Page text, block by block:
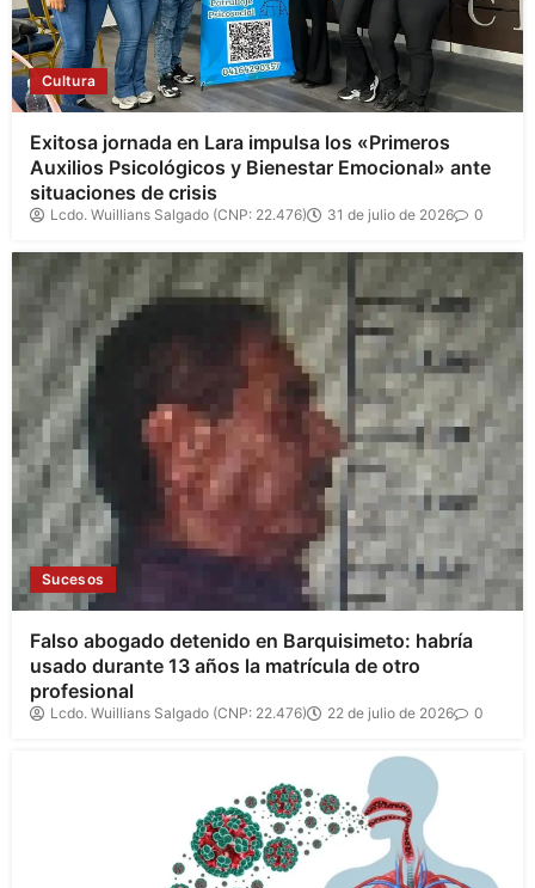
Cultura
Exitosa jornada en Lara impulsa los «Primeros
Auxilios Psicológicos y Bienestar Emocional» ante
situaciones de crisis
Lcdo. Wuillians Salgado (CNP: 22.476) 31 de julio de 2026 0
Sucesos
Falso abogado detenido en Barquisimeto: habría
usado durante 13 años la matrícula de otro
profesional
Lcdo. Wuillians Salgado (CNP: 22.476) 22 de julio de 2026 0